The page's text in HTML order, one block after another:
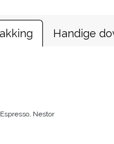
Handige
Nestor